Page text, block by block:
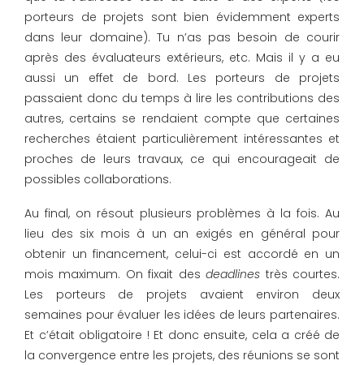
porteurs de projets sont bien évidemment experts
dans leur domaine). Tu n’as pas besoin de courir
après des évaluateurs extérieurs, etc. Mais il y a eu
aussi un effet de bord. Les porteurs de projets
passaient donc du temps à lire les contributions des
autres, certains se rendaient compte que certaines
recherches étaient particulièrement intéressantes et
proches de leurs travaux, ce qui encourageait de
possibles collaborations.
Au final, on résout plusieurs problèmes à la fois. Au
lieu des six mois à un an exigés en général pour
obtenir un financement, celui-ci est accordé en un
mois maximum. On fixait desdeadlines très courtes.
Les porteurs de projets avaient environ deux
semaines pour évaluer les idées de leurs partenaires.
Et c’était obligatoire ! Et donc ensuite, cela a créé de
la convergence entre les projets, des réunions se sont